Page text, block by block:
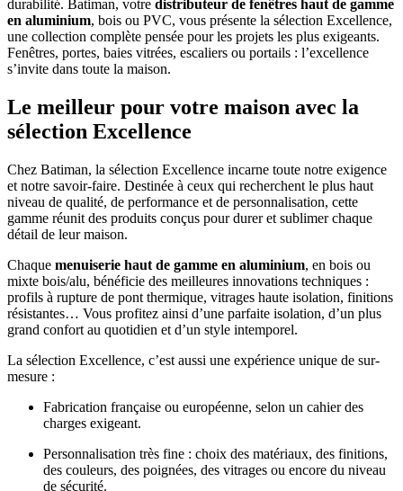
durabilité. Batiman, votre distributeur de fenêtres haut de gamme
en aluminium, bois ou PVC, vous présente la sélection Excellence,
une collection complète pensée pour les projets les plus exigeants.
Fenêtres, portes, baies vitrées, escaliers ou portails : l’excellence
s’invite dans toute la maison.
Le meilleur pour votre maison avec la
sélection Excellence
Chez Batiman, la sélection Excellence incarne toute notre exigence
et notre savoir-faire. Destinée à ceux qui recherchent le plus haut
niveau de qualité, de performance et de personnalisation, cette
gamme réunit des produits conçus pour durer et sublimer chaque
détail de leur maison.
Chaque menuiserie haut de gamme en aluminium, en bois ou
mixte bois/alu, bénéficie des meilleures innovations techniques :
profils à rupture de pont thermique, vitrages haute isolation, finitions
résistantes… Vous profitez ainsi d’une parfaite isolation, d’un plus
grand confort au quotidien et d’un style intemporel.
La sélection Excellence, c’est aussi une expérience unique de sur-
mesure :
Fabrication française ou européenne, selon un cahier des
charges exigeant.
Personnalisation très fine : choix des matériaux, des finitions,
des couleurs, des poignées, des vitrages ou encore du niveau
de sécurité.